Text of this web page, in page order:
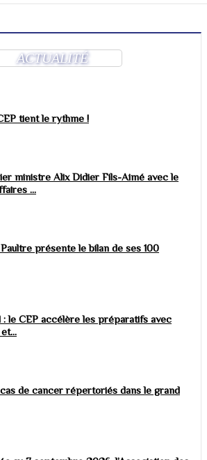
ACTUALITÉ
tient le rythme !
ministre Alix Didier Fils-Aimé avec le
...
présente le bilan de ses 100
le CEP accélère les préparatifs avec
de cancer répertoriés dans le grand